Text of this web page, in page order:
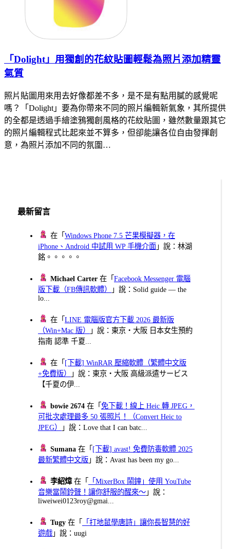
「Dolight」用獨創的花紋貼圖輕鬆為照片添加精靈
氣質
照片貼圖用來用去好像都差不多，是不是有點用膩的感覺呢
嗎？「Dolight」要為你帶來不同的照片編輯新氣象，其所提供
的全都是透過手繪塗鴉獨創風格的花紋貼圖，雖然數量跟其它
的照片編輯程式比起來並不算多，但卻能讓各位自由發揮創
意，為照片添加不同的氛圍…
最新留言
在「Windows Phone 7.5 芒果模擬器，在
iPhone、Android 中試用 WP 手機介面 」說：林湖
銘。。。。。
Michael Carter 在「Facebook Messenger 電腦
版下載（FB傳訊軟體）
」說：Solid guide — the
lo...
在「LINE 電腦版官方下載 2026 最新版
（Win+Mac 版）
」說：東京・大阪 日本女生預約
指南 認準 千夏...
在「 [下載] WinRAR 壓縮軟體（繁體中文版
+免費版）
」說：東京・大阪 高級派遣サービス
【千夏の伊...
bowie 2674 在「免下載！線上 Heic 轉 JPEG，
可批次處理最多 50 張照片！（Convert Heic to
JPEG）
」說：Love that I can batc...
Sumana 在「 [下載] avast! 免費防毒軟體 2025
最新繁體中文版 」說：Avast has been my go...
李紹煒在「
「MixerBox 鬧鐘」使用 YouTube
音樂當鬧鈴聲！讓你舒服的醒來～ 」說：
liweiwei0123roy@gmai...
Tugy 在「
「打地鼠學唐詩」讓你長智慧的好
遊戲 」說：uugi